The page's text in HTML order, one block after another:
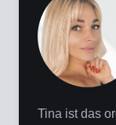
Tina ist das